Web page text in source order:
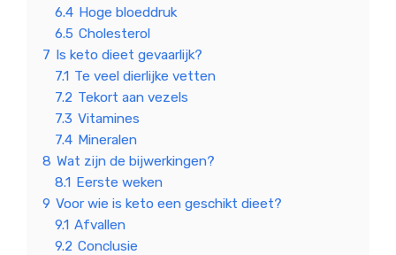
6.4 Hoge bloeddruk
6.5 Cholesterol
7 Is keto dieet gevaarlijk?
7.1 Te veel dierlijke vetten
7.2 Tekort aan vezels
7.3 Vitamines
7.4 Mineralen
8 Wat zijn de bijwerkingen?
8.1 Eerste weken
9 Voor wie is keto een geschikt dieet?
9.1 Afvallen
9.2 Conclusie